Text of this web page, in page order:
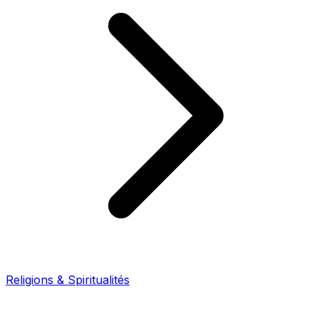
Religions & Spiritualités